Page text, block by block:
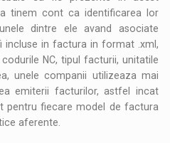
tinem cont ca identificarea lor
dintre ele avand asociate
in factura in format .xml,
NC, tipul facturii, unitatile
unele companii utilizeaza mai
emiterii facturilor, astfel incat
pentru fiecare model de factura
aferente.